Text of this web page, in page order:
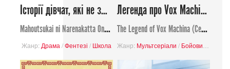
Історії дівчат, які не змогли стати чарівницями
Mahoutsukai ni Narenakatta Onnanoko no Hanashi
Жанр: Драма /Фентезі / Школа
Легенда про Vox Machina (Сезон 3)
The Legend of Vox Machina (Сезон 3)
Жанр: Мультсеріали / Бойовик